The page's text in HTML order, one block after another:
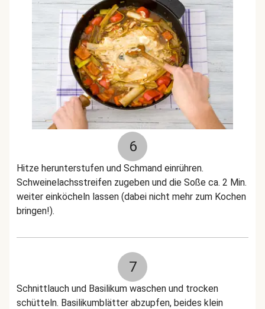
6
Hitze herunterstufen und Schmand einrühren.
Schweinelachsstreifen zugeben und die Soße ca. 2 Min.
weiter einköcheln lassen (dabei nicht mehr zum Kochen
bringen!).
7
Schnittlauch und Basilikum waschen und trocken
schütteln. Basilikumblätter abzupfen, beides klein